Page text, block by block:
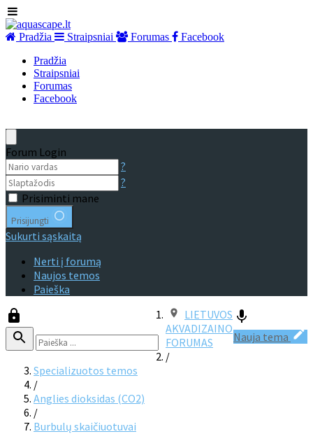
Pradžia Straipsniai Forumas
Facebook
Pradžia
Straipsniai
Forumas
Facebook
Forum Login
?
?
Prisiminti mane
Prisijungti
Sukurti sąskaitą
Nerti į forumą
Naujos temos
Paieška
Nauja tema
LIETUVOS
AKVADIZAINO
FORUMAS
/
Specializuotos temos
/
Anglies dioksidas (CO2)
/
Burbulų skaičiuotuvai